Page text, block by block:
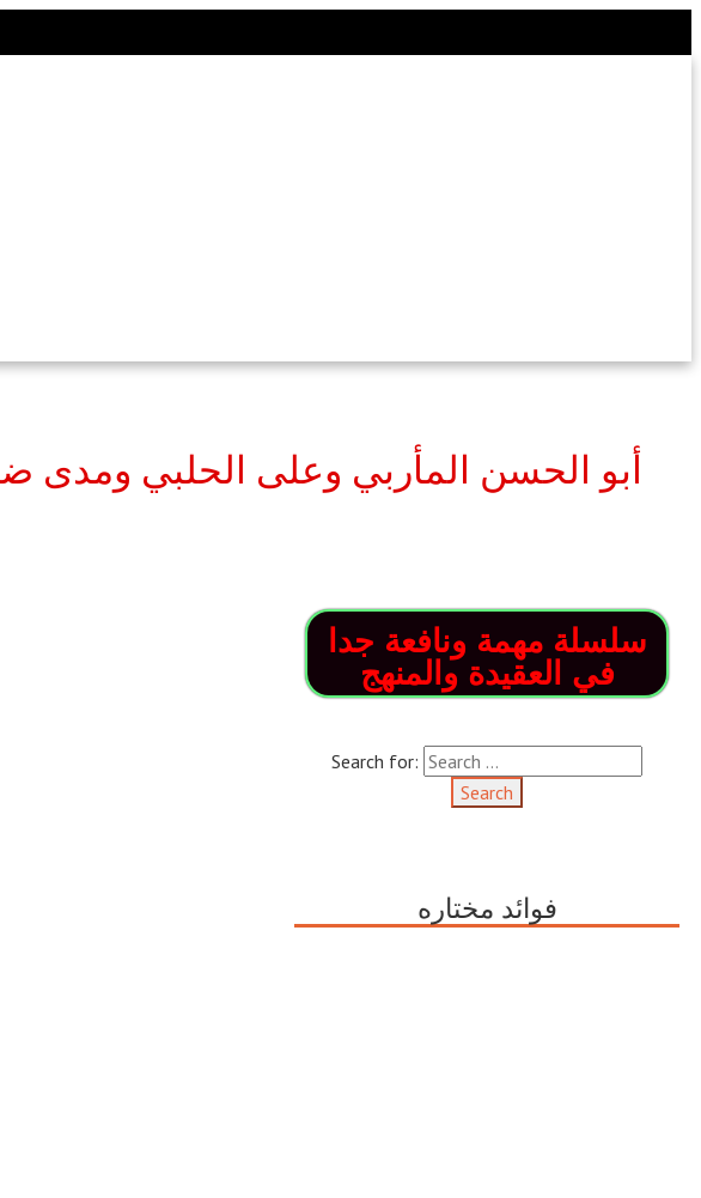
أبو الحسن المأربي وعلى الحلبي ومدى
سلسلة مهمة ونافعة جدا
في العقيدة والمنهج
Search for:
فوائد مختاره